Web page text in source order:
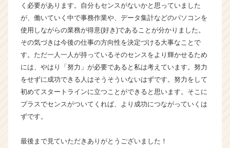
く
就
活
イ
ト
チ
ア
キ
ャ
h
く必要があります。自分もセンスがないかと思っていました
が、働いていく中で事務作業や、データ集計などのパソコンを
使用しながらの業務が得意(好き)であることが分かりました。
その気づきは今後の仕事の方向性を決定づける大事なことで
す。ただ一人一人が持っているそのセンスをより輝かせるため
には、やはり「努力」が必要であると私は考えています。努力
をせずに成功できる人はそうそういないはずです。努力をして
初めてスタートラインに立つことができると思います。そこに
プラスでセンスがついてくれば、より成功につながっていくは
ずです。
最後まで見ていただきありがとうございました！